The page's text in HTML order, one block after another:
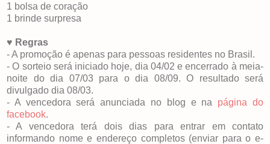
1 bolsa de coração
1 brinde surpresa
♥ Regras
- A promoção é apenas para pessoas residentes no Brasil.
- O sorteio será iniciado hoje, dia 04/02 e encerrado à meia-
noite do dia 07/03 para o dia 08/09. O resultado será
divulgado dia 08/03.
- A vencedora será anunciada no blog e na página do
facebook.
- A vencedora terá dois dias para entrar em contato
informando nome e endereço completos (enviar para o e-